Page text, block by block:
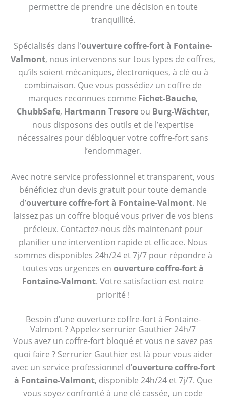
permettre de prendre une décision en toute
tranquillité.
Spécialisés dans l’ouverture coffre-fort à Fontaine-
Valmont, nous intervenons sur tous types de coffres,
qu’ils soient mécaniques, électroniques, à clé ou à
combinaison. Que vous possédiez un coffre de
marques reconnues comme Fichet-Bauche,
ChubbSafe, Hartmann Tresoreou Burg-Wächter,
nous disposons des outils et de l’expertise
nécessaires pour débloquer votre coffre-fort sans
l’endommager.
Avec notre service professionnel et transparent, vous
bénéficiez d’un devis gratuit pour toute demande
d’ouverture coffre-fort à Fontaine-Valmont. Ne
laissez pas un coffre bloqué vous priver de vos biens
précieux. Contactez-nous dès maintenant pour
planifier une intervention rapide et efficace. Nous
sommes disponibles 24h/24 et 7j/7 pour répondre à
toutes vos urgences en ouverture coffre-fort à
Fontaine-Valmont. Votre satisfaction est notre
priorité !
Besoin d’une ouverture coffre-fort à Fontaine-
Valmont ? Appelez serrurier Gauthier 24h/7
Vous avez un coffre-fort bloqué et vous ne savez pas
quoi faire ? Serrurier Gauthier est là pour vous aider
avec un service professionnel d’ouverture coffre-fort
à Fontaine-Valmont, disponible 24h/24 et 7j/7. Que
vous soyez confronté à une clé cassée, un code